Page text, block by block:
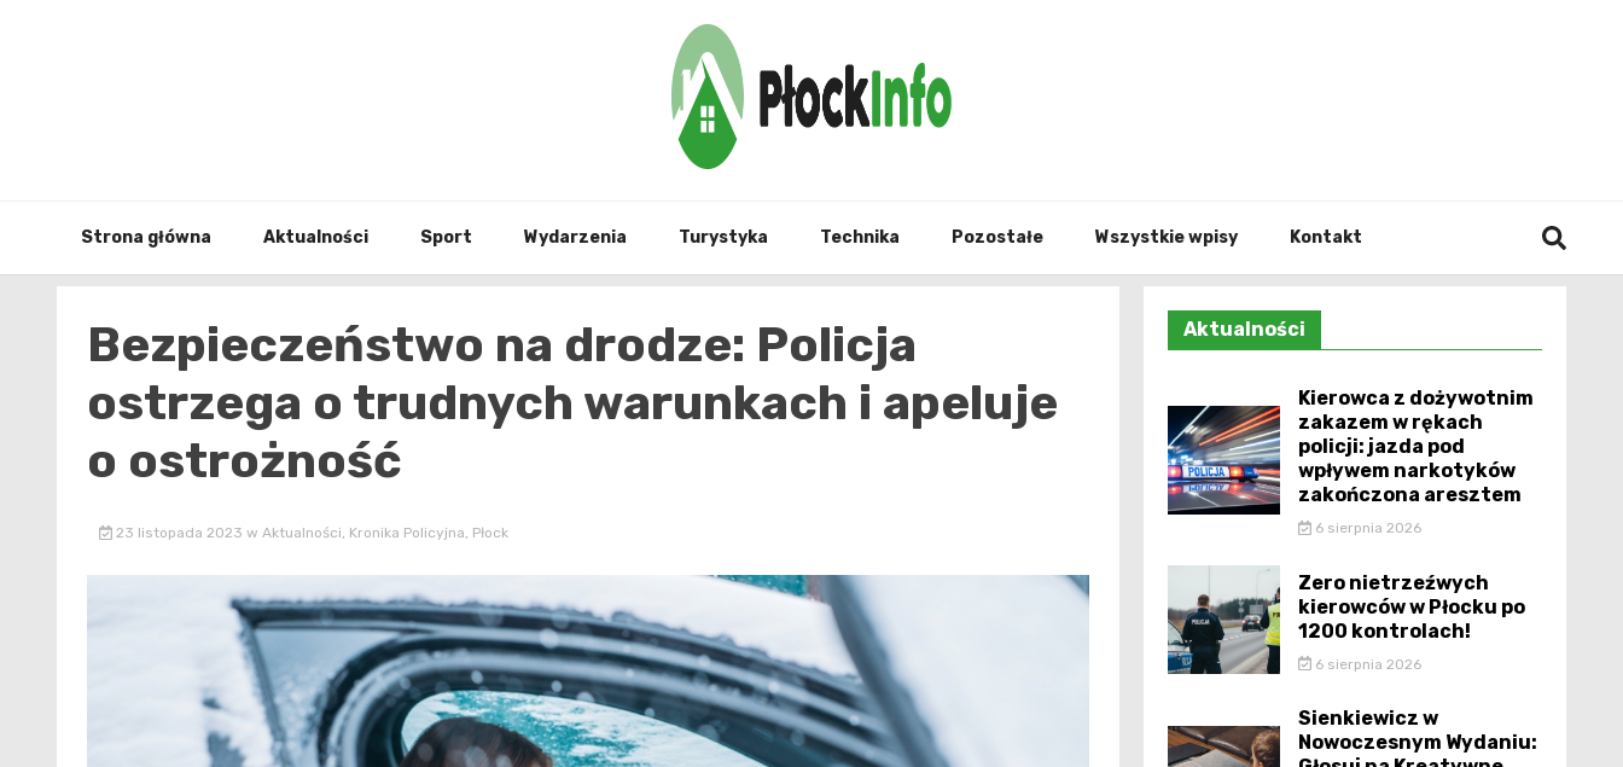
Strona główna Aktualności Sport Wydarzenia Turystyka Technika Pozostałe Wszystkie wpisy Kontakt
Bezpieczeństwo na drodze: Policja
ostrzega o trudnych warunkach i apeluje
o ostrożność
23 listopada 2023 w Aktualności, Kronika Policyjna, Płock
Aktualności
Kierowca z dożywotnim
zakazem w rękach
policji: jazda pod
wpływem narkotyków
zakończona aresztem
6 sierpnia 2026
Zero nietrzeźwych
kierowców w Płocku po
1200 kontrolach!
6 sierpnia 2026
Sienkiewicz w
Nowoczesnym Wydaniu: